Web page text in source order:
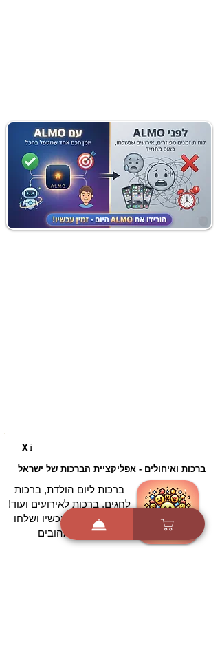
Xi
ברכות ואיחולים - אפליקציית הברכות של ישראל
ברכות ליום הולדת, ברכות
לחגים, ברכות לאירועים ועוד!
הורידו בחינם עכשיו ושלחו
ברכה לאהובים